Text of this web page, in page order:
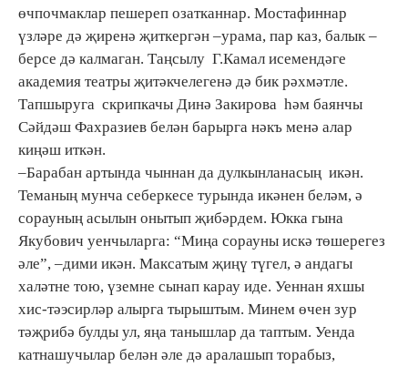
өчпочмаклар пешереп озатканнар. Мостафиннар
үзләре дә җиренә җиткергән –урама, пар каз, балык –
берсе дә калмаган. Таңсылу Г.Камал исемендәге
академия театры җитәкчелегенә дә бик рәхмәтле.
Тапшыруга скрипкачы Динә Закирова һәм баянчы
Сәйдәш Фахразиев белән барырга нәкъ менә алар
киңәш иткән.
–Барабан артында чыннан да дулкынланасың икән.
Теманың мунча себеркесе турында икәнен беләм, ә
сорауның асылын онытып җибәрдем. Юкка гына
Якубович уенчыларга: “Миңа сорауны искә төшерегез
әле”, –дими икән. Максатым җиңү түгел, ә андагы
халәтне тою, үземне сынап карау иде. Уеннан яхшы
хис-тәэсирләр алырга тырыштым. Минем өчен зур
тәҗрибә булды ул, яңа танышлар да таптым. Уенда
катнашучылар белән әле дә аралашып торабыз,